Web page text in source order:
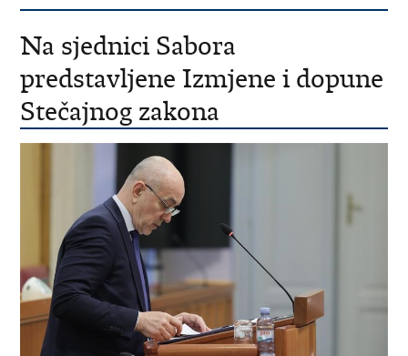
Na sjednici Sabora
predstavljene Izmjene i dopune
Stečajnog zakona